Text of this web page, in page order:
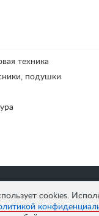
cookies.
техника
подушки